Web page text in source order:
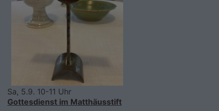
Sa, 5.9. 10-11 Uhr
Gottesdienst im Matthäusstift